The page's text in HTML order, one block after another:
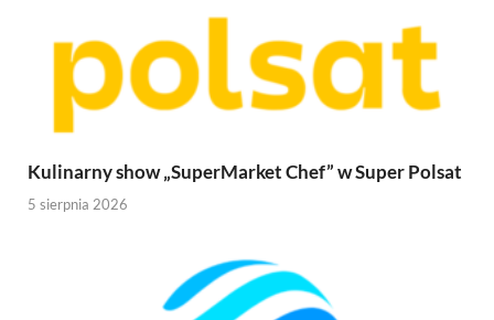
Kulinarny show „SuperMarket Chef” w Super Polsat
5 sierpnia 2026